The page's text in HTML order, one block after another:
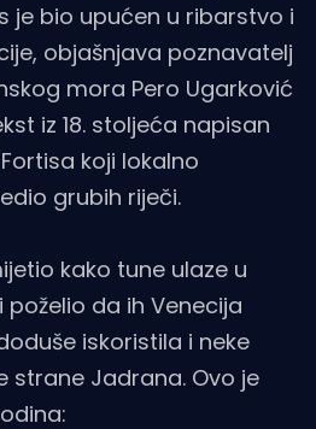
je bio upućen u ribarstvo i
objašnjava poznavatelj
mora Pero Ugarković
iz 18. stoljeća napisan
koji lokalno
grubih riječi.
kako tune ulaze u
da ih Venecija
iskoristila i neke
strane Jadrana. Ovo je